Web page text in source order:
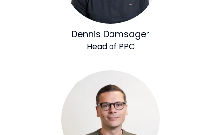
Dennis Damsager
Head of PPC